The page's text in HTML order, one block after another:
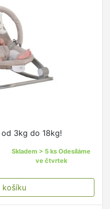
3kg do 18kg!
Skladem > 5 ks Odesíláme
ve čtvrtek